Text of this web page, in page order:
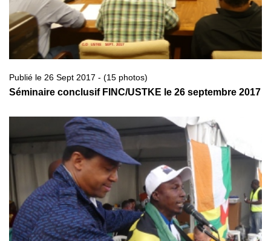
Publié le 26 Sept 2017 - (15 photos)
Séminaire conclusif FINC/USTKE le 26 septembre 2017